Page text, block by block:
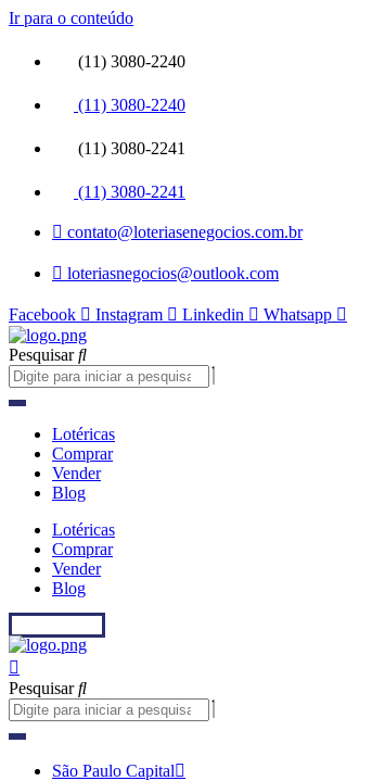
Ir para o conteúdo
(11) 3080-2240
(11) 3080-2240
(11) 3080-2241
(11) 3080-2241
contato@loteriasenegocios.com.br
loteriasnegocios@outlook.com
Facebook Instagram Linkedin Whatsapp
Pesquisar
Lotéricas
Comprar
Vender
Blog
Lotéricas
Comprar
Vender
Blog
Pesquisar
São Paulo Capital